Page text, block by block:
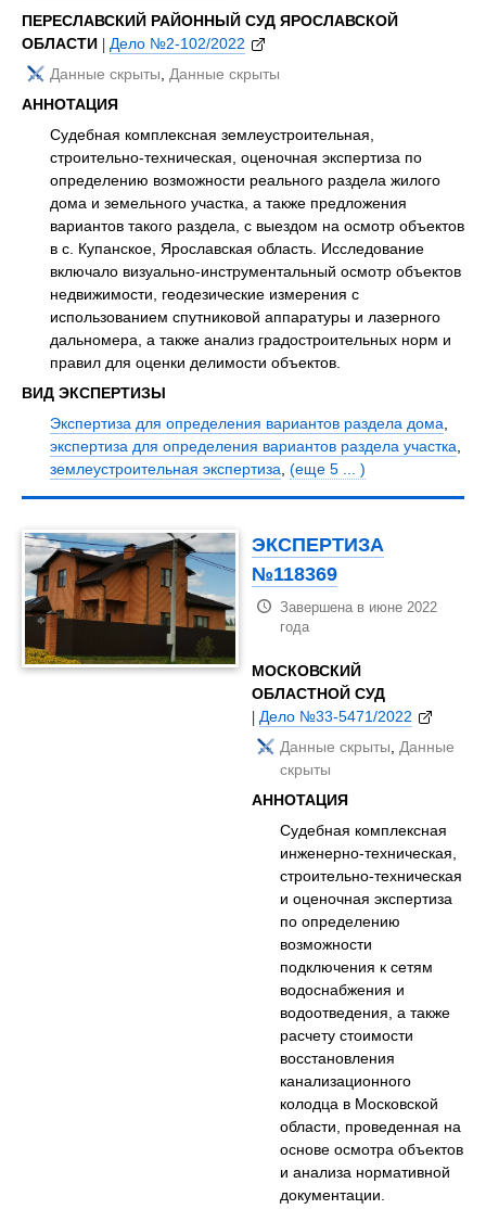
ПЕРЕСЛАВСКИЙ РАЙОННЫЙ СУД ЯРОСЛАВСКОЙ
ОБЛАСТИ | Дело №2-102/2022
Данные скрыты, Данные скрыты
АННОТАЦИЯ
Судебная комплексная землеустроительная,
строительно-техническая, оценочная экспертиза по
определению возможности реального раздела жилого
дома и земельного участка, а также предложения
вариантов такого раздела, с выездом на осмотр объектов
в с. Купанское, Ярославская область. Исследование
включало визуально-инструментальный осмотр объектов
недвижимости, геодезические измерения с
использованием спутниковой аппаратуры и лазерного
дальномера, а также анализ градостроительных норм и
правил для оценки делимости объектов.
ВИД ЭКСПЕРТИЗЫ
Экспертиза для определения вариантов раздела дома,
экспертиза для определения вариантов раздела участка,
землеустроительная экспертиза, (еще 5 ... )
ЭКСПЕРТИЗА
№118369
Завершена в июне 2022
года
МОСКОВСКИЙ
ОБЛАСТНОЙ СУД
|Дело №33-5471/2022
Данные скрыты,Данные
скрыты
АННОТАЦИЯ
Судебная комплексная
инженерно-техническая,
строительно-техническая
и оценочная экспертиза
по определению
возможности
подключения к сетям
водоснабжения и
водоотведения, а также
расчету стоимости
восстановления
канализационного
колодца в Московской
области, проведенная на
основе осмотра объектов
и анализа нормативной
документации.